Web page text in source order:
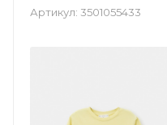
Артикул: 3501055433